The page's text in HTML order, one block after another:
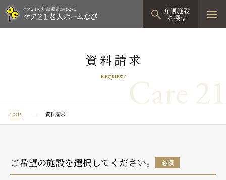
介護施設
を探す
見学予約
有料老人ホームTOP
グループホーム
資料請求
REQUEST Care 21
TOP 資料請求
ご希望の施設を選択してください。 必須